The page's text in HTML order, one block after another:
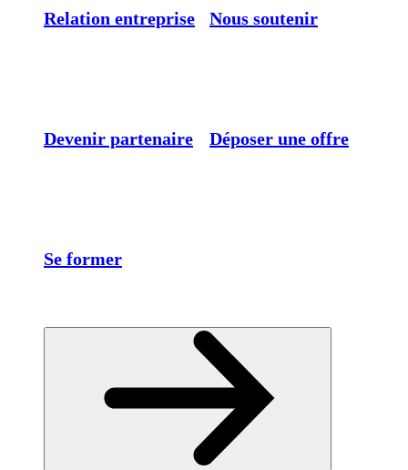
Relation entreprise Nous soutenir
Devenir partenaire Déposer une offre
Se former